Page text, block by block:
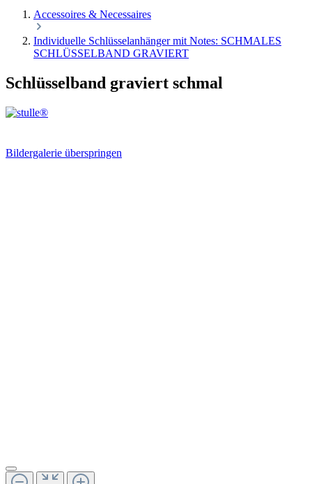
Accessoires & Necessaires
Individuelle Schlüsselanhänger mit Notes: SCHMALES
SCHLÜSSELBAND GRAVIERT
Schlüsselband graviert schmal
Bildergalerie überspringen